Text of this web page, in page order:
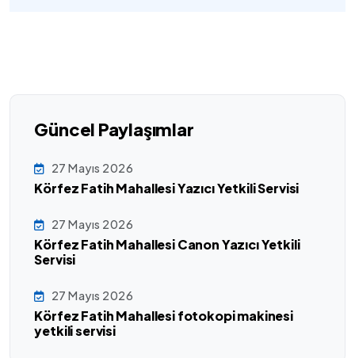
Güncel Paylaşımlar
27 Mayıs 2026
Körfez Fatih Mahallesi Yazıcı Yetkili Servisi
27 Mayıs 2026
Körfez Fatih Mahallesi Canon Yazıcı Yetkili
Servisi
27 Mayıs 2026
Körfez Fatih Mahallesi fotokopi makinesi
yetkili servisi